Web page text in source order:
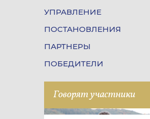
УПРАВЛЕНИЕ
ПОСТАНОВЛЕНИЯ
ПАРТНЕРЫ
ПОБЕДИТЕЛИ
Говорят участники